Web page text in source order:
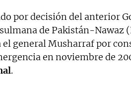
por decisión del anterior
de Pakistán-Nawaz
general Musharraf por
en noviembre de
.